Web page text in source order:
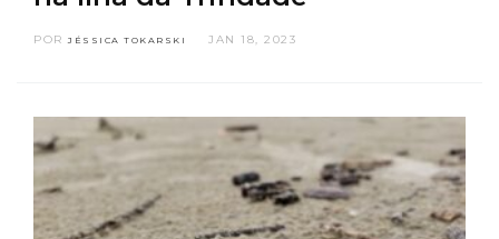
POR JÉSSICA TOKARSKI JAN 18, 2023